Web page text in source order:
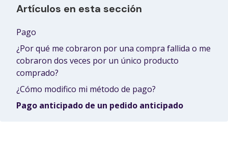
Artículos en esta sección
Pago
¿Por qué me cobraron por una compra fallida o me
cobraron dos veces por un único producto
comprado?
¿Cómo modifico mi método de pago?
Pago anticipado de un pedido anticipado